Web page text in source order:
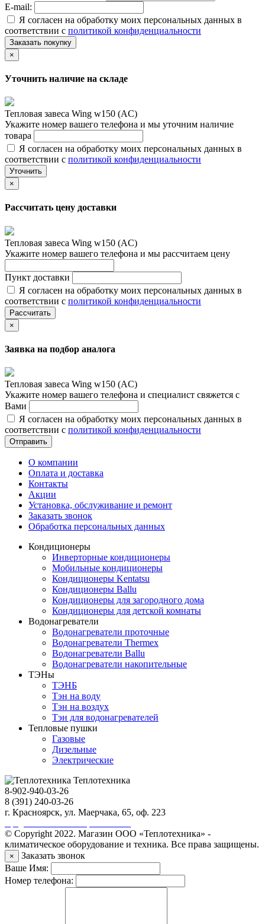
E-mail:
Я согласен на обработку моих персональных данных в
соответствии с политикой конфиденциальности
Заказать покупку
×
Уточнить наличие на складе
Тепловая завеса Wing w150 (AC)
Укажите номер вашего телефона и мы уточним наличие
товара
Я согласен на обработку моих персональных данных в
соответствии с политикой конфиденциальности
Уточнить
×
Рассчитать цену доставки
Тепловая завеса Wing w150 (AC)
Укажите номер вашего телефона и мы рассчитаем цену
Пункт доставки
Я согласен на обработку моих персональных данных в
соответствии с политикой конфиденциальности
Рассчитать
×
Заявка на подбор аналога
Тепловая завеса Wing w150 (AC)
Укажите номер вашего телефона и специалист свяжется с
Вами
Я согласен на обработку моих персональных данных в
соответствии с политикой конфиденциальности
Отправить
О компании
Оплата и доставка
Контакты
Акции
Установка, обслуживание и ремонт
Заказать звонок
Обработка персональных данных
Кондиционеры
Инверторные кондиционеры
Мобильные кондиционеры
Кондиционеры Kentatsu
Кондиционеры Ballu
Кондиционеры для загородного дома
Кондиционеры для детской комнаты
Водонагреватели
Водонагреватели проточные
Водонагреватели Thermex
Водонагреватели Ballu
Водонагреватели накопительные
ТЭНы
ТЭНБ
Тэн на воду
Тэн на воздух
Тэн для водонагревателей
Тепловые пушки
Газовые
Дизельные
Электрические
Теплотехника
8-902-940-03-26
8 (391) 240-03-26
г. Красноярск, ул. Маерчака, 65, оф. 223
© Copyright 2022. Магазин ООО «Теплотехника» -
климатическое оборудование и техника. Все права защищены.
×
Заказать звонок
Ваше Имя:
Номер телефона: